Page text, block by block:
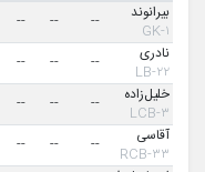
بیرانوند
۱-GK
--
--
--
نادری
۲۲-LB
--
--
--
خلیل‌زاده
۳-LCB
--
--
--
آقاسی
۳۳-RCB
--
--
--